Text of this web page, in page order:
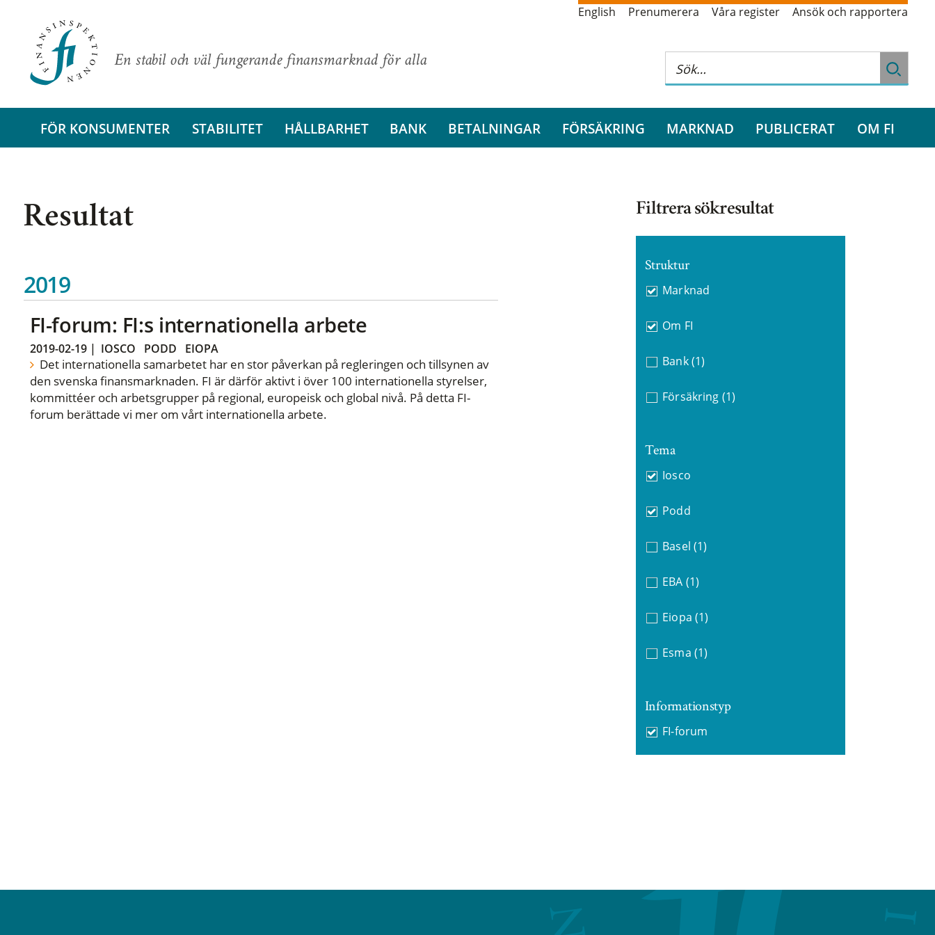
En stabil och väl fungerande finansmarknad för alla
English Prenumerera Våra register Ansök och rapportera
FÖR KONSUMENTER STABILITET HÅLLBARHET BANK BETALNINGAR FÖRSÄKRING MARKNAD PUBLICERAT OM FI
Resultat
2019
FI-forum: FI:s internationella arbete
2019-02-19| IOSCO PODD EIOPA
Det internationella samarbetet har en stor påverkan på regleringen och tillsynen av
den svenska finansmarknaden. FI är därför aktivt i över 100 internationella styrelser,
kommittéer och arbetsgrupper på regional, europeisk och global nivå. På detta FI-
forum berättade vi mer om vårt internationella arbete.
Filtrera sökresultat
Struktur
Marknad
Om FI
Bank (1)
Försäkring (1)
Tema
Iosco
Podd
Basel (1)
EBA (1)
Eiopa (1)
Esma (1)
Informationstyp
FI-forum